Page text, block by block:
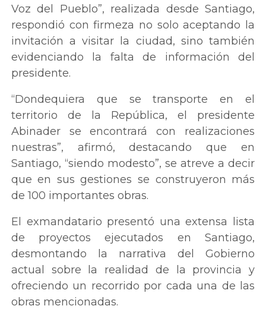
Voz del Pueblo”, realizada desde Santiago,
respondió con firmeza no solo aceptando la
invitación a visitar la ciudad, sino también
evidenciando la falta de información del
presidente.
“Dondequiera que se transporte en el
territorio de la República, el presidente
Abinader se encontrará con realizaciones
nuestras”, afirmó, destacando que en
Santiago, “siendo modesto”, se atreve a decir
que en sus gestiones se construyeron más
de 100 importantes obras.
El exmandatario presentó una extensa lista
de proyectos ejecutados en Santiago,
desmontando la narrativa del Gobierno
actual sobre la realidad de la provincia y
ofreciendo un recorrido por cada una de las
obras mencionadas.